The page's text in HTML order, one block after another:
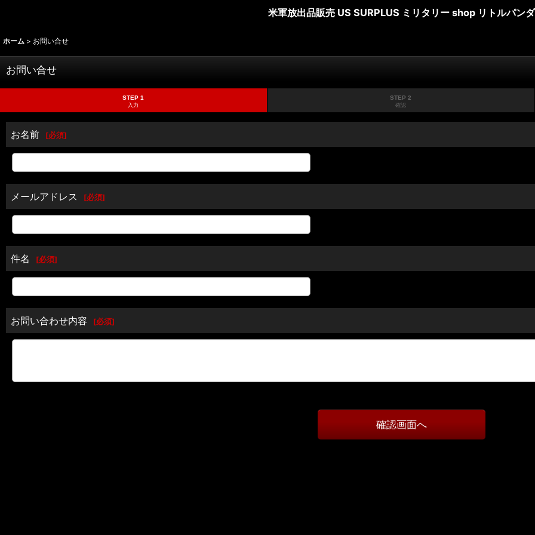
米軍放出品販売 US SURPLUS ミリタリー shop リトルパンダ
ホーム > お問い合せ
お問い合せ
STEP 1
入力
STEP 2
確認
お名前 [必須]
メールアドレス [必須]
件名 [必須]
お問い合わせ内容 [必須]
確認画面へ